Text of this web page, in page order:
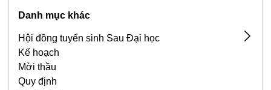
Danh mục khác
Hội đồng tuyển sinh Sau Đại học
Biên bản
Kế hoạch
Mời thầu
Quy định